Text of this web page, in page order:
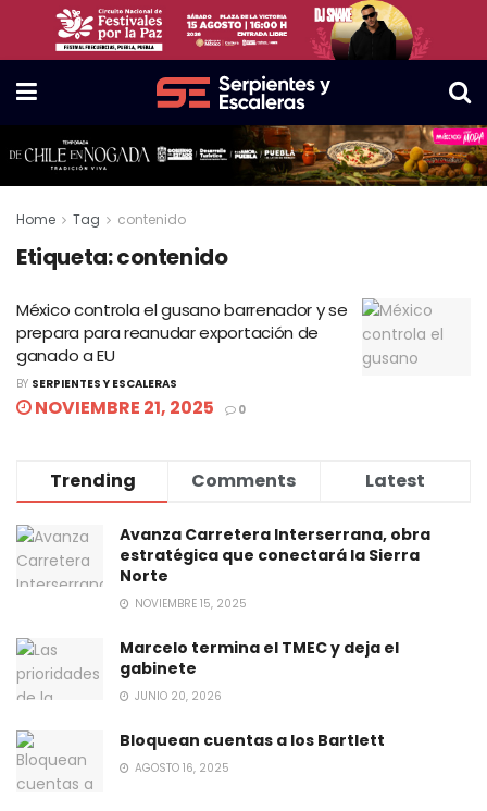
Home Tag contenido
Etiqueta:contenido
México controla el gusano barrenador y se
prepara para reanudar exportación de
ganado a EU
BY SERPIENTES Y ESCALERAS
NOVIEMBRE 21, 2025 0
Trending Comments Latest
Avanza Carretera Interserrana, obra
estratégica que conectará la Sierra
Norte
NOVIEMBRE 15, 2025
Marcelo termina el TMEC y deja el
gabinete
JUNIO 20, 2026
Bloquean cuentas a los Bartlett
AGOSTO 16, 2025